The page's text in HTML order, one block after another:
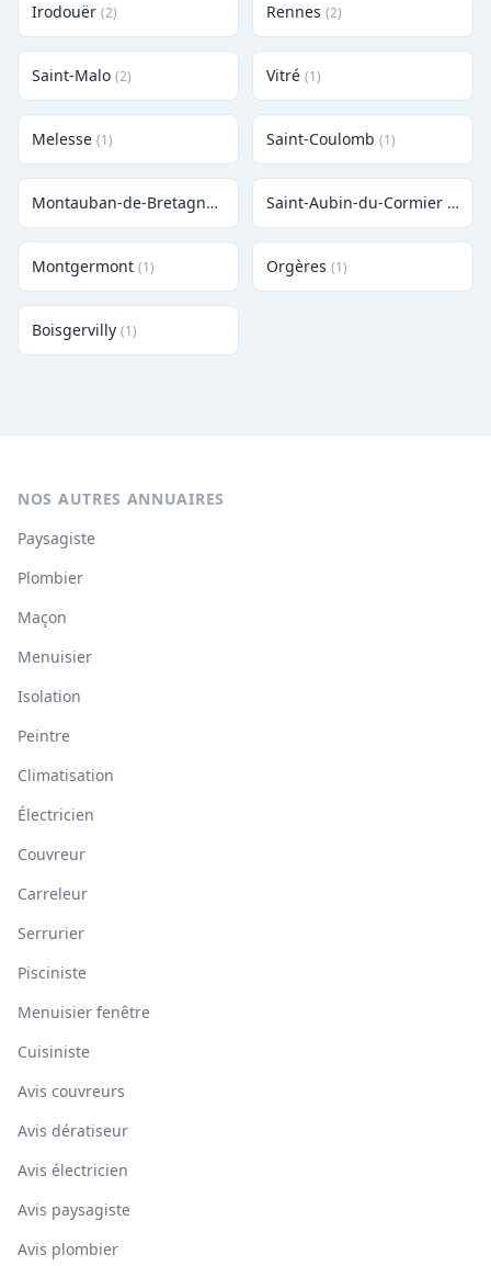
Irodouër (2) Rennes (2)
Saint-Malo (2) Vitré (1)
Melesse (1) Saint-Coulomb (1)
Montauban-de-Bretagne Saint-Aubin-du-Cormier (1)
Montgermont (1) Orgères (1)
Boisgervilly (1)
NOS AUTRES ANNUAIRES
Paysagiste
Plombier
Maçon
Menuisier
Isolation
Peintre
Climatisation
Électricien
Couvreur
Carreleur
Serrurier
Pisciniste
Menuisier fenêtre
Cuisiniste
Avis couvreurs
Avis dératiseur
Avis électricien
Avis paysagiste
Avis plombier